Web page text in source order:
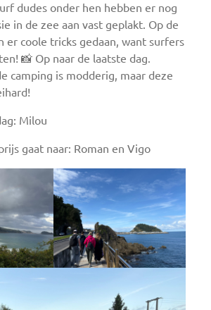
dudes onder hen hebben er nog
in de zee aan vast geplakt. Op de
er coole tricks gedaan, want surfers
📸 Op naar de laatste dag.
camping is modderig, maar deze
Milou
gaat naar: Roman en Vigo